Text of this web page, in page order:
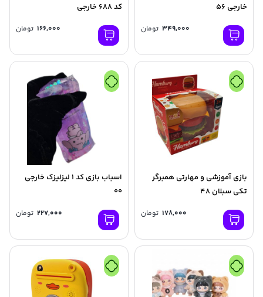
خارجی 56
349,000 تومان
کد 688 خارجی
166,000 تومان
بازی آموزشی و مهارتی همبرگر
تکی سبلان 48
178,000 تومان
اسباب بازی کد 1 لیزلیزک خارجی
00
227,000 تومان